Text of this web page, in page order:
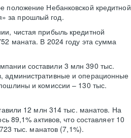
положение Небанковской кредитной
за прошлый год.
чистая прибыль кредитной
маната. В 2024 году эта сумма
составили 3 млн 390 тыс.
административные и операционные
и комиссии – 130 тыс.
12 млн 314 тыс. манатов. На
89,1% активов, что составляет 10
тыс. манатов (7,1%).